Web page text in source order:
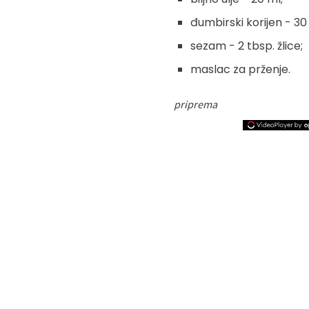
đumbirski korijen - 30
sezam - 2 tbsp. žlice;
maslac za prženje.
priprema